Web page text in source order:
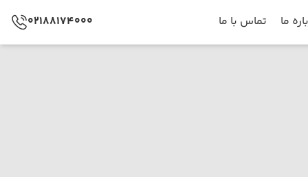
ما تماس با ما 02188174000